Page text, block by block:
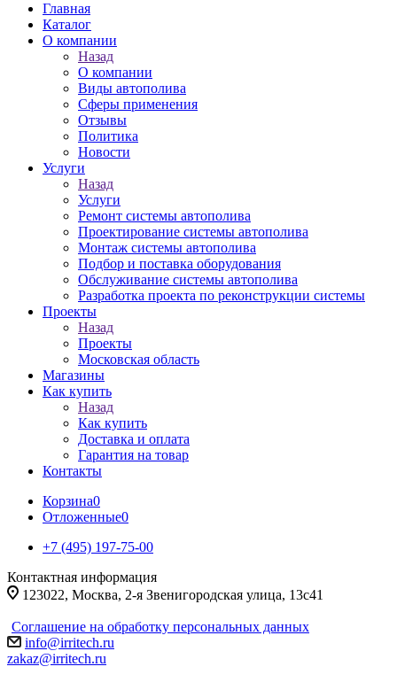
Главная
Каталог
О компании
Назад
О компании
Виды автополива
Сферы применения
Отзывы
Политика
Новости
Услуги
Назад
Услуги
Ремонт системы автополива
Проектирование системы автополива
Монтаж системы автополива
Подбор и поставка оборудования
Обслуживание системы автополива
Разработка проекта по реконструкции системы
Проекты
Назад
Проекты
Московская область
Магазины
Как купить
Назад
Как купить
Доставка и оплата
Гарантия на товар
Контакты
Корзина0
Отложенные0
+7 (495) 197-75-00
Контактная информация
123022, Москва, 2-я Звенигородская улица, 13с41
Соглашение на обработку персональных данных
info@irritech.ru
zakaz@irritech.ru